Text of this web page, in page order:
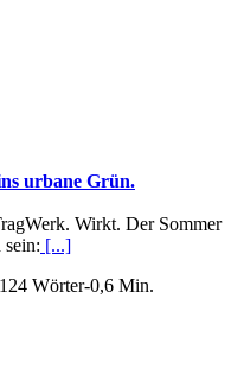
urbane Grün.
Wirkt. Der Sommer
sein: [...]
124 Wörter-0,6 Min.